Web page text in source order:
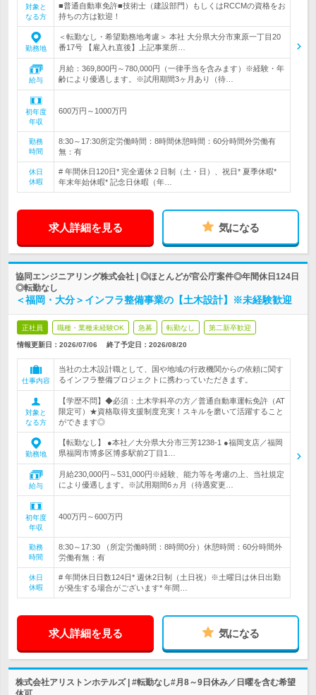
対象と
なる方
■普通自動車免許■技術士（建設部門）もしくはRCCMの資格をお
持ちの方は歓迎！
勤務地
＜転勤なし・希望勤務地考慮＞ 本社 大分県大分市東原一丁目20
番17号 【雇入れ直後】上記事業所…
給与
月給：369,800円～780,000円（一律手当を含みます）※経験・年
齢により優遇します。※試用期間3ヶ月あり（待…
初年度
年収
600万円～1000万円
勤務
時間
8:30～17:30所定労働時間：8時間休憩時間：60分時間外労働有
無：有
休日
休暇
# 年間休日120日* 完全週休２日制（土・日）、祝日* 夏季休暇*
年末年始休暇* 記念日休暇（年…
求人詳細を見る 気になる
協同エンジニアリング株式会社 | ◎ほとんどが官公庁案件◎年間休日124日
◎転勤なし
＜福岡・大分＞インフラ整備事業の【土木設計】※未経験歓迎
正社員 職種・業種未経験OK 急募 転勤なし 第二新卒歓迎
情報更新日：2026/07/06 終了予定日： 2026/08/20
仕事内容
当社の土木設計職として、国や地域の行政機関からの依頼に関す
るインフラ整備プロジェクトに携わっていただきます。
対象と
なる方
【学歴不問】◆必須：土木学科卒の方／普通自動車運転免許（AT
限定可）★資格取得支援制度充実！スキルを磨いて活躍すること
ができます◎
勤務地
【転勤なし】 ●本社／大分県大分市三芳1238-1 ●福岡支店／福岡
県福岡市博多区博多駅前2丁目1…
給与
月給230,000円～531,000円※経験、能力等を考慮の上、当社規定
により優遇します。※試用期間6ヵ月（待遇変更…
初年度
年収
400万円～600万円
勤務
時間
8:30～17:30 （所定労働時間：8時間0分）休憩時間：60分時間外
労働有無：有
休日
休暇
# 年間休日日数124日* 週休2日制（土日祝）※土曜日は休日出勤
が発生する場合がございます* 年間…
求人詳細を見る 気になる
株式会社アリストンホテルズ | #転勤なし#月8～9日休み／日曜を含む希望